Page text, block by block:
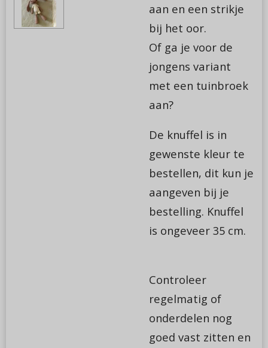
aan en een strikje
bij het oor.
Of ga je voor de
jongens variant
met een tuinbroek
aan?
De knuffel is in
gewenste kleur te
bestellen, dit kun je
aangeven bij je
bestelling. Knuffel
is ongeveer 35 cm.
Controleer
regelmatig of
onderdelen nog
goed vast zitten en